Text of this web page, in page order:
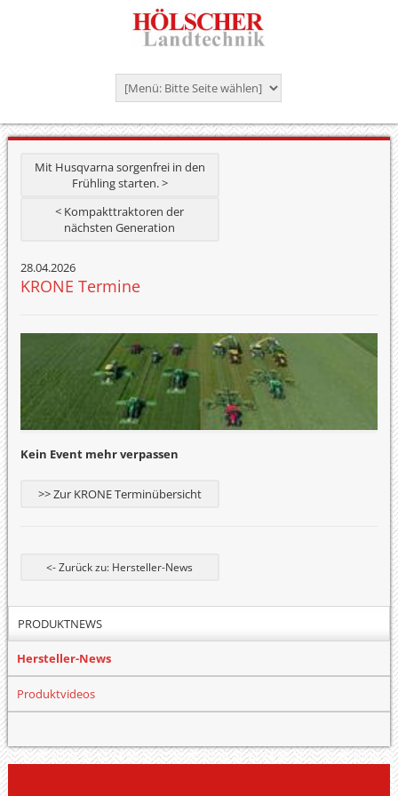
Mit Husqvarna sorgenfrei in den
Frühling starten. >
< Kompakttraktoren der
nächsten Generation
28.04.2026
KRONE Termine
Kein Event mehr verpassen
>> Zur KRONE Terminübersicht
<- Zurück zu: Hersteller-News
PRODUKTNEWS
Hersteller-News
Produktvideos